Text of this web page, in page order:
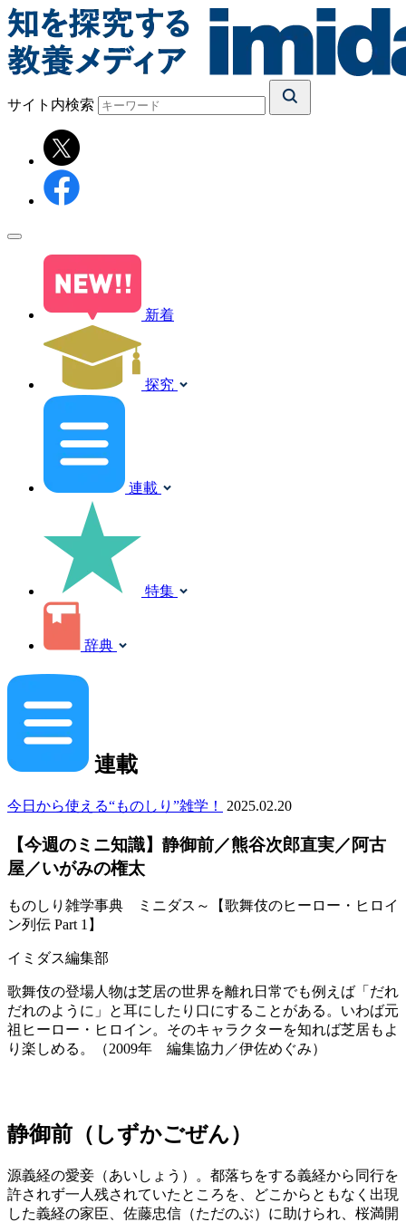
サイト内検索
新着
探究
連載
特集
辞典
連載
今日から使える“ものしり”雑学！ 2025.02.20
【今週のミニ知識】静御前／熊谷次郎直実／阿古
屋／いがみの権太
ものしり雑学事典 ミニダス～【歌舞伎のヒーロー・ヒロイ
ン列伝 Part 1】
イミダス編集部
歌舞伎の登場人物は芝居の世界を離れ日常でも例えば「だれ
だれのように」と耳にしたり口にすることがある。いわば元
祖ヒーロー・ヒロイン。そのキャラクターを知れば芝居もよ
り楽しめる。（2009年 編集協力／伊佐めぐみ）
静御前（しずかごぜん）
源義経の愛妾（あいしょう）。都落ちをする義経から同行を
許されず一人残されていたところを、どこからともなく出現
した義経の家臣、佐藤忠信（ただのぶ）に助けられ、桜満開